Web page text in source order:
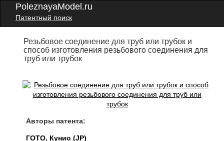
PoleznayaModel.ru
Патентный поиск
Резьбовое соединение для труб или трубок и
способ изготовления резьбового соединения для
труб или трубок
Авторы патента:
ГОТО, Кунио (JP)